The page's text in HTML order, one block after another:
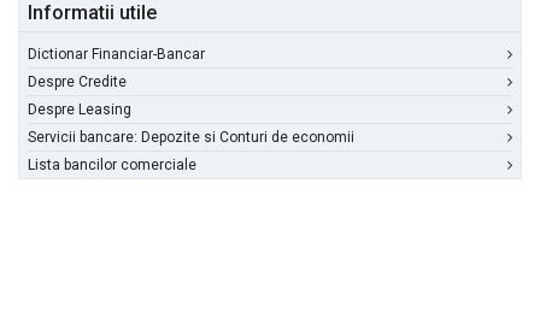
Informatii utile
Dictionar Financiar-Bancar
Despre Credite
Despre Leasing
Servicii bancare: Depozite si Conturi de economii
Lista bancilor comerciale